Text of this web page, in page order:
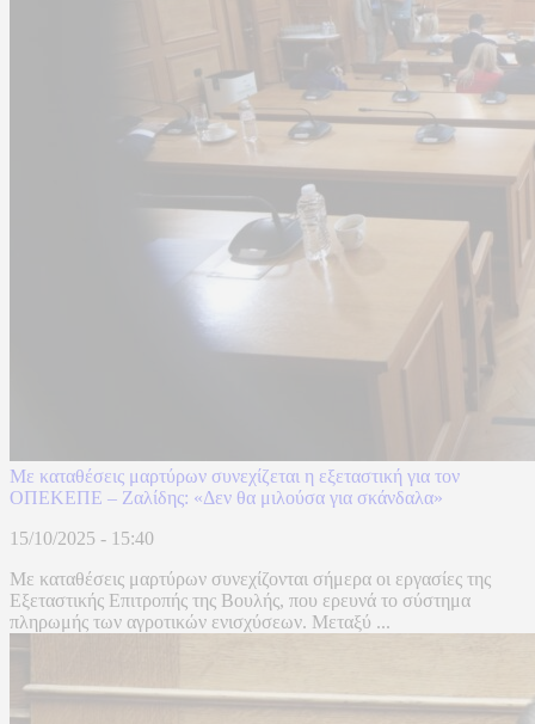
Με καταθέσεις μαρτύρων συνεχίζεται η εξεταστική για τον
ΟΠΕΚΕΠΕ – Ζαλίδης: «Δεν θα μιλούσα για σκάνδαλα»
15/10/2025 - 15:40
Με καταθέσεις μαρτύρων συνεχίζονται σήμερα οι εργασίες της
Εξεταστικής Επιτροπής της Βουλής, που ερευνά το σύστημα
πληρωμής των αγροτικών ενισχύσεων. Μεταξύ ...